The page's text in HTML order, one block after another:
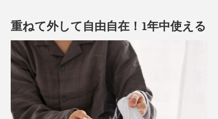
重ねて外して自由自在！1年中使える